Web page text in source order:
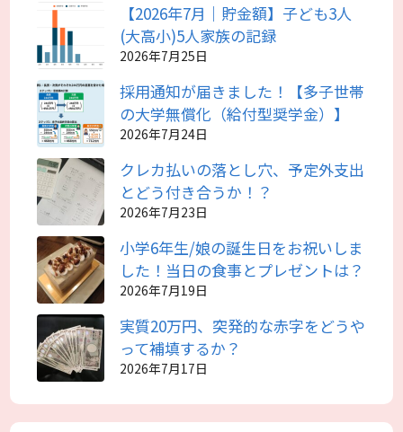
【2026年7月｜貯金額】子ども3人
(大高小)5人家族の記録
2026年7月25日
採用通知が届きました！【多子世帯
の大学無償化（給付型奨学金）】
2026年7月24日
クレカ払いの落とし穴、予定外支出
とどう付き合うか！？
2026年7月23日
小学6年生/娘の誕生日をお祝いしま
した！当日の食事とプレゼントは？
2026年7月19日
実質20万円、突発的な赤字をどうや
って補填するか？
2026年7月17日